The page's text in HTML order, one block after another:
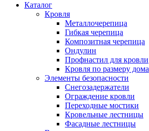
Каталог
Кровля
Металлочерепица
Гибкая черепица
Композитная черепица
Ондулин
Профнастил для кровли
Кровля по размеру дома
Элементы безопасности
Снегозадержатели
Ограждение кровли
Переходные мостики
Кровельные лестницы
Фасадные лестницы